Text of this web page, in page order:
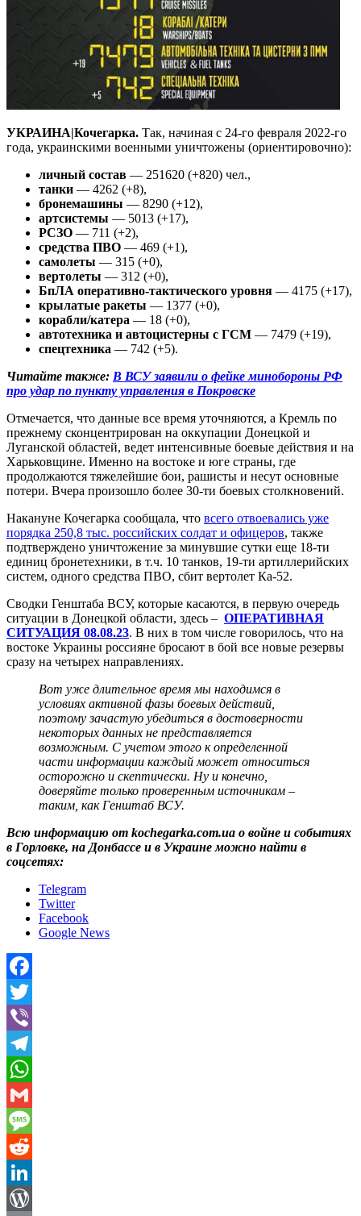
УКРАИНА|Кочегарка. Так, начиная с 24-го февраля 2022-го
года, украинскими военными уничтожены (ориентировочно):
личный состав — 251620 (+820) чел.,
танки — 4262 (+8),
бронемашины — 8290 (+12),
артсистемы — 5013 (+17),
РСЗО — 711 (+2),
средства ПВО — 469 (+1),
самолеты — 315 (+0),
вертолеты — 312 (+0),
БпЛА оперативно-тактического уровня — 4175 (+17),
крылатые ракеты — 1377 (+0),
корабли/катера — 18 (+0),
автотехника и автоцистерны с ГСМ — 7479 (+19),
спецтехника — 742 (+5).
Читайте также: В ВСУ заявили о фейке минобороны РФ
про удар по пункту управления в Покровске
Отмечается, что данные все время уточняются, а Кремль по
прежнему сконцентрирован на оккупации Донецкой и
Луганской областей, ведет интенсивные боевые действия и на
Харьковщине. Именно на востоке и юге страны, где
продолжаются тяжелейшие бои, рашисты и несут основные
потери. Вчера произошло более 30-ти боевых столкновений.
Накануне Кочегарка сообщала, что всего отвоевались уже
порядка 250,8 тыс. российских солдат и офицеров, также
подтверждено уничтожение за минувшие сутки еще 18-ти
единиц бронетехники, в т.ч. 10 танков, 19-ти артиллерийских
систем, одного средства ПВО, сбит вертолет Ка-52.
Сводки Генштаба ВСУ, которые касаются, в первую очередь
ситуации в Донецкой области, здесь – ОПЕРАТИВНАЯ
СИТУАЦИЯ 08.08.23. В них в том числе говорилось, что на
востоке Украины россияне бросают в бой все новые резервы
сразу на четырех направлениях.
Вот уже длительное время мы находимся в
условиях активной фазы боевых действий,
поэтому зачастую убедиться в достоверности
некоторых данных не представляется
возможным. С учетом этого к определенной
части информации каждый может относиться
осторожно и скептически. Ну и конечно,
доверяйте только проверенным источникам –
таким, как Генштаб ВСУ.
Всю информацию от kochegarka.com.ua о войне и событиях
в Горловке, на Донбассе и в Украине можно найти в
соцсетях:
Telegram
Twitter
Facebook
Google News
Facebook
Twitter
Viber
Telegram
WhatsApp
Gmail
Message
Reddit
LinkedIn